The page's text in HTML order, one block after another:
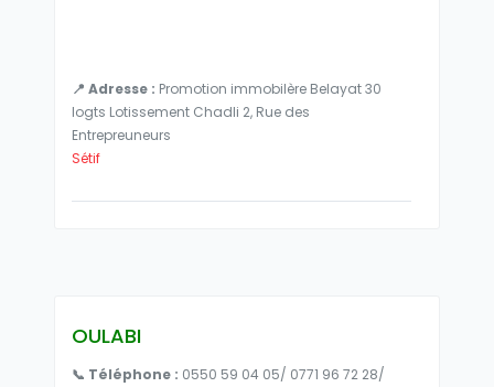
📍 Adresse : Promotion immobilère Belayat 30
logts Lotissement Chadli 2, Rue des
Entrepreuneurs
Sétif
OULABI
📞 Téléphone : 0550 59 04 05/ 0771 96 72 28/